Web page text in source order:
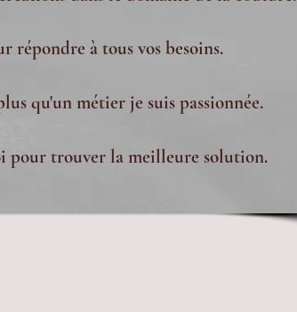
répondre à tous vos besoins.
qu'un métier je suis passionnée.
pour trouver la meilleure solution.